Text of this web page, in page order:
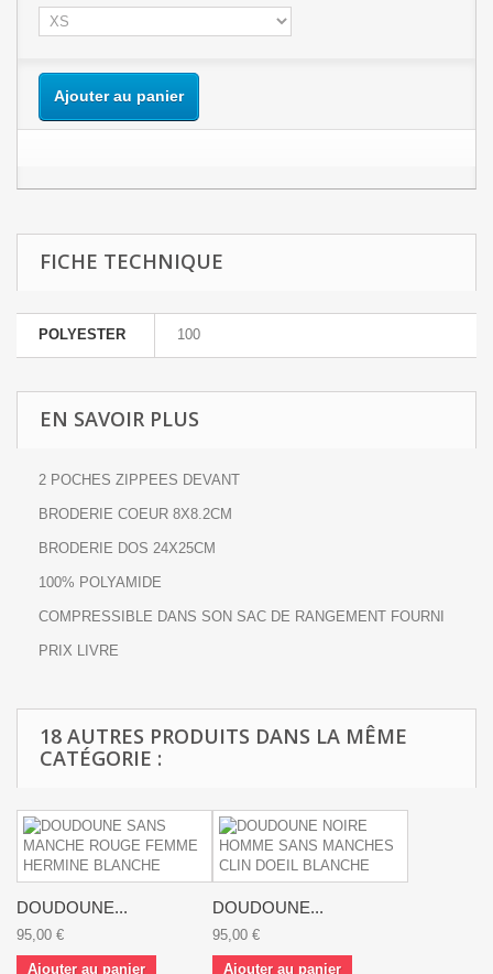
Ajouter au panier
FICHE TECHNIQUE
POLYESTER 100
EN SAVOIR PLUS
2 POCHES ZIPPEES DEVANT
BRODERIE COEUR 8X8.2CM
BRODERIE DOS 24X25CM
100% POLYAMIDE
COMPRESSIBLE DANS SON SAC DE RANGEMENT FOURNI
PRIX LIVRE
18 AUTRES PRODUITS DANS LA MÊME
CATÉGORIE :
DOUDOUNE...
95,00 €
Ajouter au panier
DOUDOUNE...
95,00 €
Ajouter au panier